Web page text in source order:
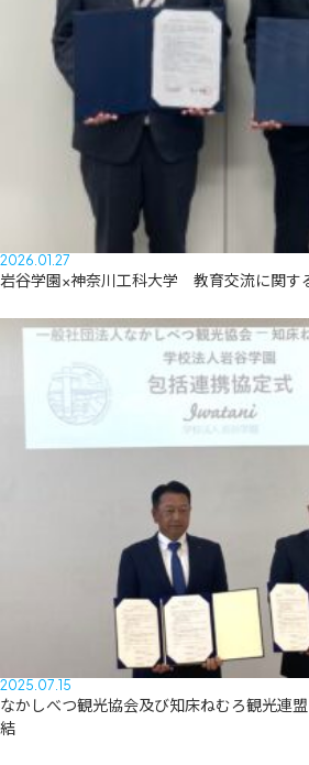
2026.01.27
岩谷学園×神奈川工科大学 教育交流に関す
2025.07.15
なかしべつ観光協会及び知床ねむろ観光連
結